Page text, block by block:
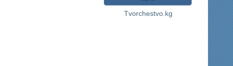
Tvorchestvo.kg